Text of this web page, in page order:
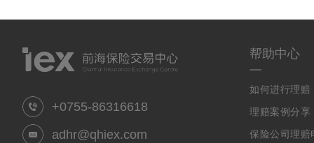
+0755-86316618
adhr@qhiex.com
帮助中心
一
如何进行理赔
理赔案例分享
保险公司理赔